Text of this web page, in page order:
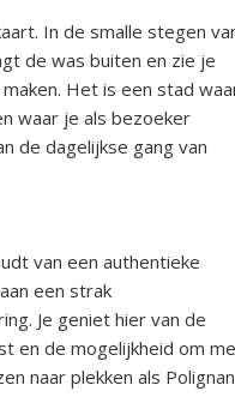
In de smalle stegen
de was buiten en zie je
Het is een stad
waar je als bezoeker
de dagelijkse gang van
van een authentieke
een strak
Je geniet hier van de
en de mogelijkheid om
naar plekken als